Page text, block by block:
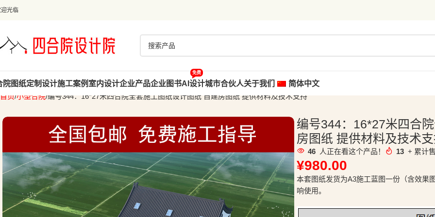
光临
院图纸定制设计施工案例 室内设计企业产品企业图书AI设计
免费
城市合伙人关于我们
简体中文
首页 小型合院 编号344：16*27米四合院全套施工图纸设计图纸 自建房图纸 提供材料及技术支持
编号344：16*27米四合
房图纸 提供材料及技术
46 人正在看这个产品！ 13 + 累计
¥980.00
本套图纸发货为A3施工蓝图一份（含效果
响使用。